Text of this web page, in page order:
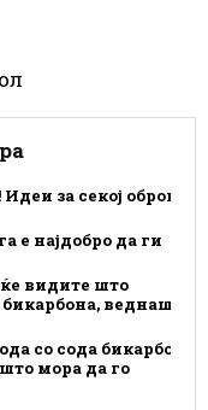
за секој оброк
е најдобро да ги
видите што
веднаш
со сода бикарбона
мора да го